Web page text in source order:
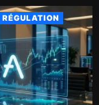
RÉGULATION